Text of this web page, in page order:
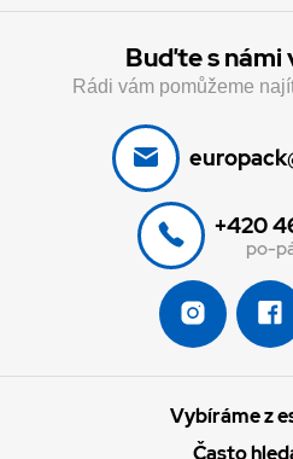
Buďte s námi
Rádi vám pomůžeme
+420
po-
Vybíráme z
Často